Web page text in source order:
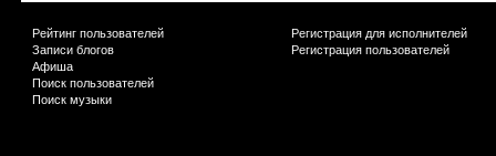
Рейтинг пользователей
Записи блогов
Афиша
Поиск пользователей
Поиск музыки
Регистрация для исполнителей
Регистрация пользователей